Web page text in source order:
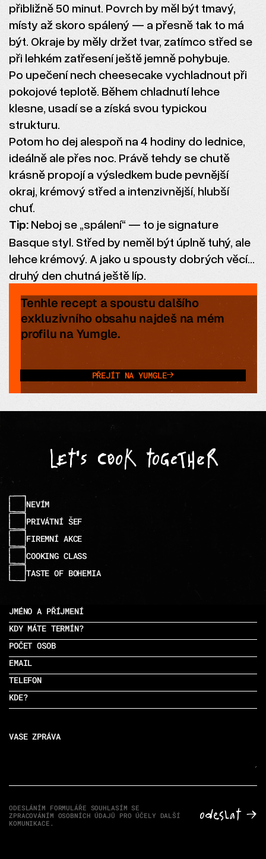
přibližně 50 minut. Povrch by měl být tmavý,
místy až skoro spálený — a přesně tak to má
být. Okraje by měly držet tvar, zatímco střed se
při lehkém zatřesení ještě jemně pohybuje.
Po upečení nech cheesecake vychladnout při
pokojové teplotě. Během chladnutí lehce
klesne, usadí se a získá svou typickou
strukturu.
Potom ho dej alespoň na 4 hodiny do lednice,
ideálně ale přes noc. Právě tehdy se chutě
krásně propojí a výsledkem bude pevnější
okraj, krémový střed a intenzivnější, hlubší
chuť.
Tip: Neboj se „spálení“ — to je signature
Basque styl. Střed by neměl být úplně tuhý, ale
lehce krémový. A jako u spousty dobrých věcí…
druhý den chutná ještě líp.
Tenhle recept a spoustu dalšího
exkluzivního obsahu najdeš na mém
profilu na Yumgle.
PŘEJÍT NA YUMGLE→
let's cook together
NEVÍM
PRIVÁTNÍ ŠEF
FIREMNÍ AKCE
COOKING CLASS
TASTE OF BOHEMIA
jméno a příjmení
kdy máte termín?
počet osob
email
telefon
kde?
vaše zpráva
ODESLÁNÍM FORMULÁŘE SOUHLASÍM SE
ZPRACOVÁNÍM OSOBNÍCH ÚDAJŮ PRO ÚČELY DALŠÍ
KOMUNIKACE.
Odeslat →